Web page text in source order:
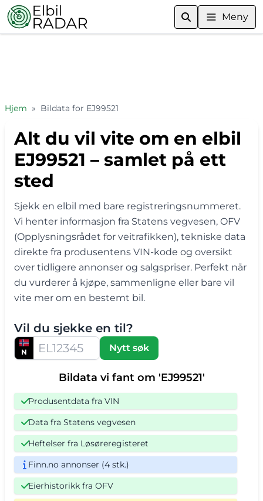
Meny
Hjem » Bildata for EJ99521
Alt du vil vite om en elbil
EJ99521 – samlet på ett
sted
Sjekk en elbil med bare registreringsnummeret.
Vi henter informasjon fra Statens vegvesen, OFV
(Opplysningsrådet for veitrafikken), tekniske data
direkte fra produsentens VIN-kode og oversikt
over tidligere annonser og salgspriser. Perfekt når
du vurderer å kjøpe, sammenligne eller bare vil
vite mer om en bestemt bil.
Vil du sjekke en til?
N Nytt søk
Bildata vi fant om 'EJ99521'
Produsentdata fra VIN
Data fra Statens vegvesen
Heftelser fra Løsøreregisteret
Finn.no annonser (4 stk.)
Eierhistorikk fra OFV